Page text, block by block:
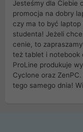
Jesteśmy dla Ciebie
promocja na dobry
czy ma to być
studenta! Jeżeli
cenie, to
też tablet i notebook
ProLine produkuje
Cyclone oraz
tego samego dnia!